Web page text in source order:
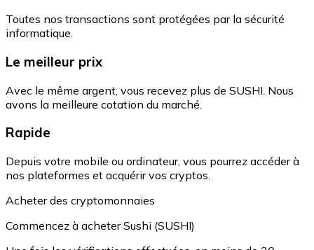
Toutes nos transactions sont protégées par la sécurité
informatique.
Le meilleur prix
Avec le même argent, vous recevez plus de SUSHI. Nous
avons la meilleure cotation du marché.
Rapide
Depuis votre mobile ou ordinateur, vous pourrez accéder à
nos plateformes et acquérir vos cryptos.
Acheter des cryptomonnaies
Commencez à acheter Sushi (SUSHI)